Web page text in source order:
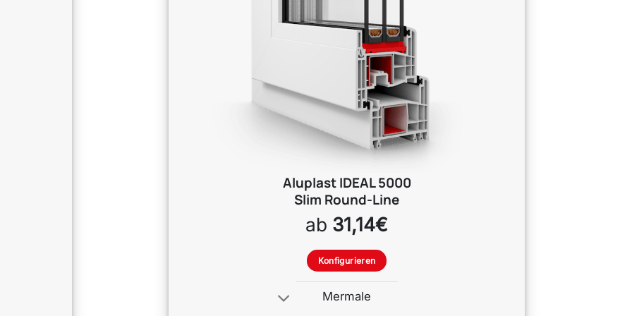
AluplastIDEAL 5000
Slim Round-Line
ab 31,14€
Konfigurieren
Mermale